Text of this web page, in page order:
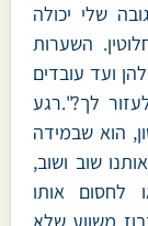
שלי יכולה
השערות
ועד עובדים
לך?".רגע
הוא שבמידה
שוב ושוב,
לחסום אותו